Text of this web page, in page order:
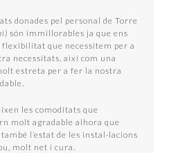
donades pel personal de Torre
són immillorables ja que ens
que necessitem per a
necessitats, així com una
estreta per a fer la nostra
les comoditats que
molt agradable alhora que
l’estat de les instal·lacions
molt net i cura.